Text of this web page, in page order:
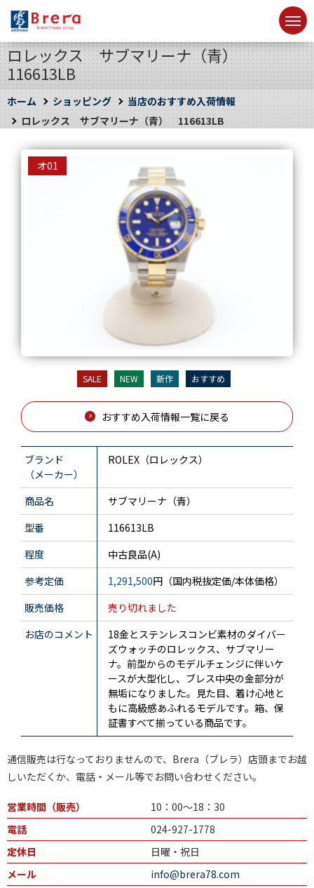
ロレックス サブマリーナ（青）
116613LB
ホーム ショッピング
当店のおすすめ入荷情報
ロレックス サブマリーナ（青） 116613LB
オ01
SALE NEW 新作 おすすめ
おすすめ入荷情報一覧に戻る
ブランド
（メーカー）
ROLEX（ロレックス）
商品名
サブマリーナ（青）
型番
116613LB
程度
中古良品(A)
参考定価
1,291,500円（国内税抜定価/本体価格）
販売価格
売り切れました
お店のコメント
18金とステンレスコンビ素材のダイバー
ズウォッチのロレックス、サブマリー
ナ。前型からのモデルチェンジに伴いケ
ースが大型化し、ブレス中央の金部分が
無垢になりました。見た目、着け心地と
もに高級感あふれるモデルです。箱、保
証書すべて揃っている商品です。
通信販売は行なっておりませんので、Brera（ブレラ）店頭までお越
しいただくか、電話・メール等でお問い合わせください。
営業時間（販売）
10：00～18：30
電話
024-927-1778
定休日
日曜・祝日
メール
info@brera78.com